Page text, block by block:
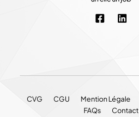
CVG CGU Mention Légale
FAQs
Contact